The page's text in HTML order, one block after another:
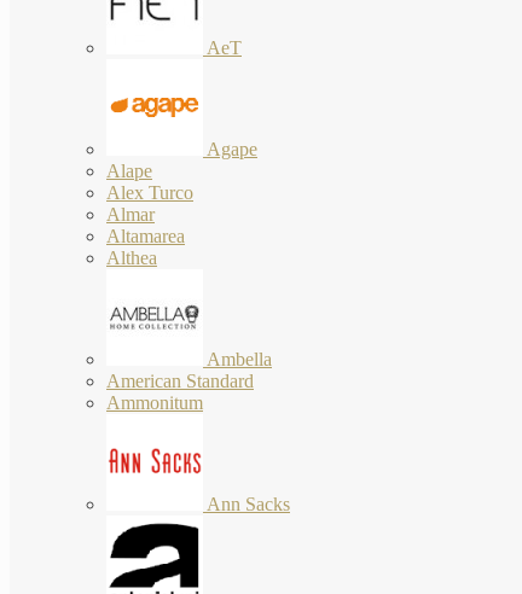
AeT
Agape
Alape
Alex Turco
Almar
Altamarea
Althea
Ambella
American Standard
Ammonitum
Ann Sacks